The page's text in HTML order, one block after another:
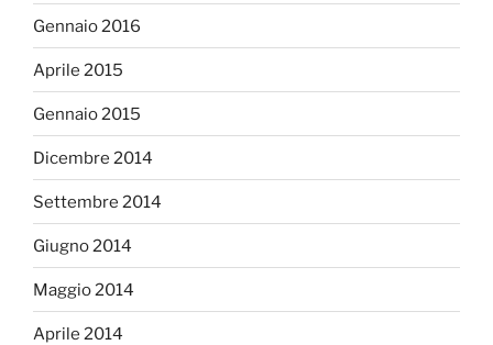
Gennaio 2016
Aprile 2015
Gennaio 2015
Dicembre 2014
Settembre 2014
Giugno 2014
Maggio 2014
Aprile 2014